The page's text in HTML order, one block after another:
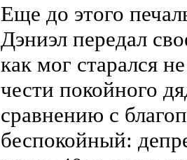
Еще до этого
Дэниэл передал
как мог старался
чести покойного
сравнению с
беспокойный: